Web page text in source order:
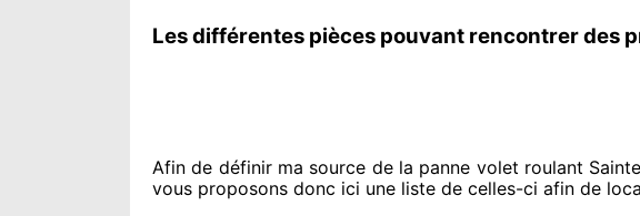
Les différentes pièces pouvant rencontrer des
Afin de définir ma source de la panne volet roulant
vous proposons donc ici une liste de celles-ci afin de